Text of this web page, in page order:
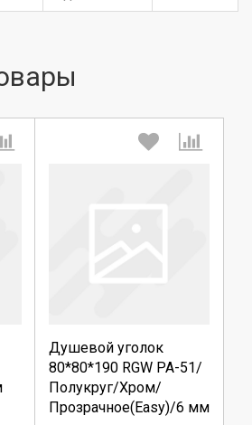
Душевой уголок
80*80*190 RGW PA-51/
Полукруг/Хром/
Прозрачное(Easy)/6 мм
Продолжить
Отмена